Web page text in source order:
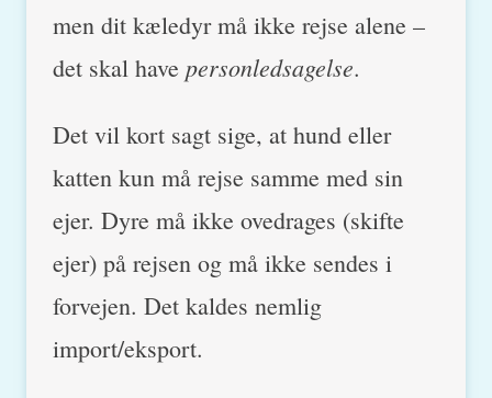
men dit kæledyr må ikke rejse alene –
det skal have personledsagelse.
Det vil kort sagt sige, at hund eller
katten kun må rejse samme med sin
ejer. Dyre må ikke ovedrages (skifte
ejer) på rejsen og må ikke sendes i
forvejen. Det kaldes nemlig
import/eksport.